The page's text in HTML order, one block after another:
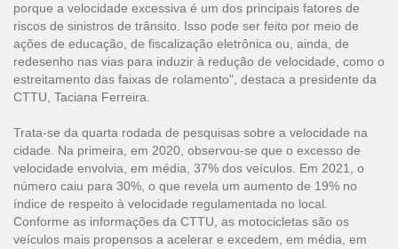
porque a velocidade excessiva é um dos principais fatores de
riscos de sinistros de trânsito. Isso pode ser feito por meio de
ações de educação, de fiscalização eletrônica ou, ainda, de
redesenho nas vias para induzir à redução de velocidade, como o
estreitamento das faixas de rolamento", destaca a presidente da
CTTU, Taciana Ferreira.
Trata-se da quarta rodada de pesquisas sobre a velocidade na
cidade. Na primeira, em 2020, observou-se que o excesso de
velocidade envolvia, em média, 37% dos veículos. Em 2021, o
número caiu para 30%, o que revela um aumento de 19% no
índice de respeito à velocidade regulamentada no local.
Conforme as informações da CTTU, as motocicletas são os
veículos mais propensos a acelerar e excedem, em média, em